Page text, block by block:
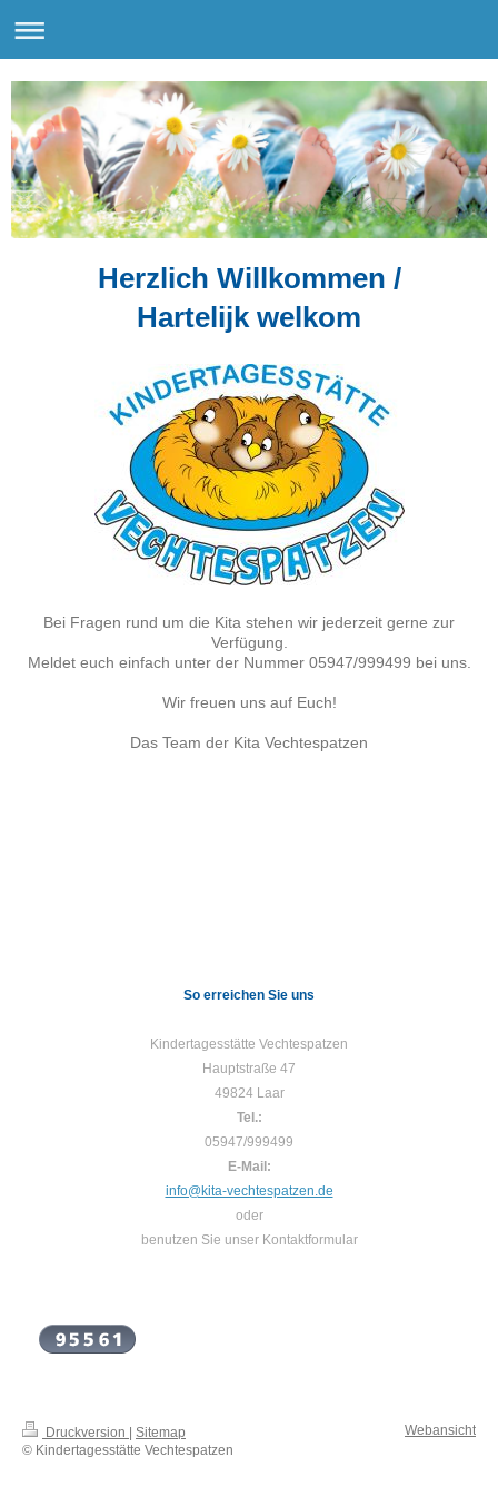
Herzlich Willkommen /
Hartelijk welkom
Bei Fragen rund um die Kita stehen wir jederzeit gerne zur
Verfügung.
Meldet euch einfach unter der Nummer 05947/999499 bei uns.
Wir freuen uns auf Euch!
Das Team der Kita Vechtespatzen
So erreichen Sie uns
Kindertagesstätte Vechtespatzen
Hauptstraße 47
49824 Laar
Tel.:
05947/999499
E-Mail:
info@kita-vechtespatzen.de
oder
benutzen Sie unser Kontaktformular
Druckversion
Sitemap
© Kindertagesstätte Vechtespatzen
Webansicht